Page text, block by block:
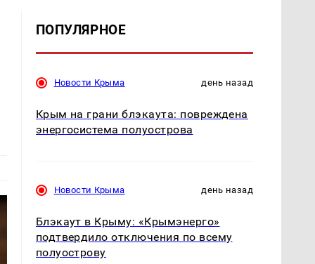
ПОПУЛЯРНОЕ
Новости Крыма день назад
Крым на грани блэкаута: повреждена
энергосистема полуострова
Новости Крыма день назад
Блэкаут в Крыму: «Крымэнерго»
подтвердило отключения по всему
полуострову